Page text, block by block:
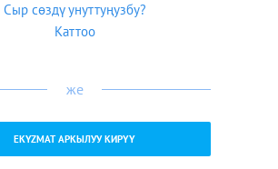
Сыр сөздү унуттуңузбу?
Каттоо
же
EKYZMAT АРКЫЛУУ КИРҮҮ